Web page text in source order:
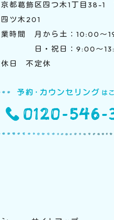
京都葛飾区四つ木1丁目38-1
四ツ木201
業時間 月から土：10:00～
・祝日：9:00～
休日 不定休